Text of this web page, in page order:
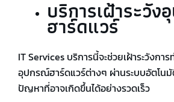
บริการเฝ้าระวั
ฮาร์ดแวร์
IT Services บริการนี้จะช่วยเฝ้าระวังกา
อุปกรณ์ฮาร์ดแวร์ต่างๆ ผ่านระบบอัตโน
ปัญหาที่อาจเกิดขึ้นได้อย่างรวดเร็ว